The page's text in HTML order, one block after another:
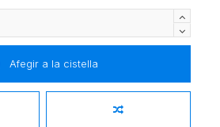
Afegir a la cistella